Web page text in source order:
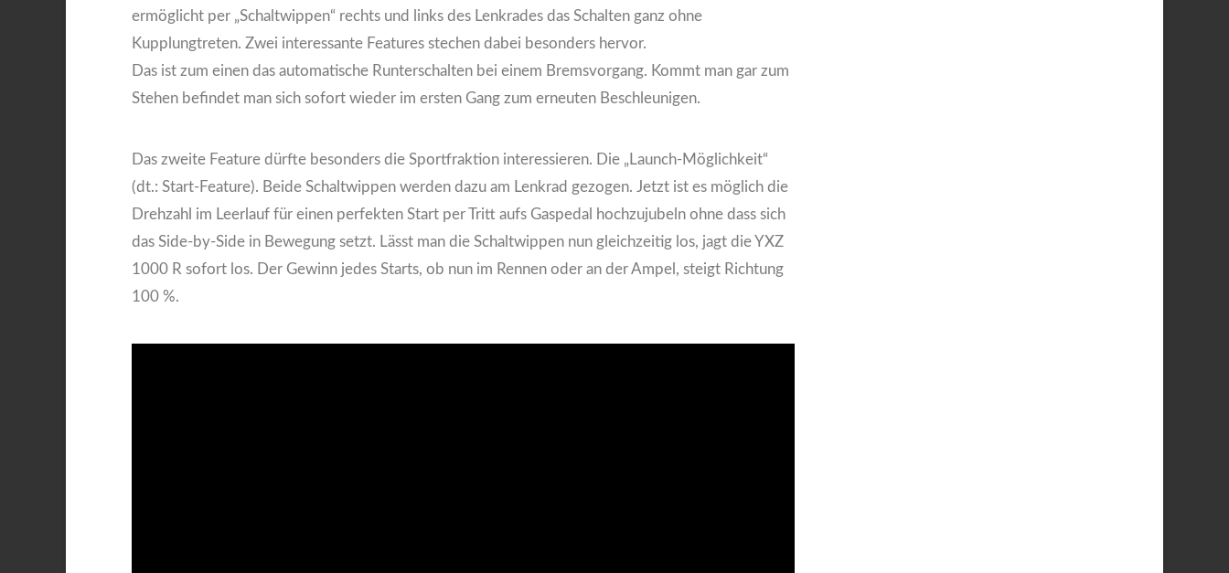
ermöglicht per „Schaltwippen“ rechts und links des Lenkrades das Schalten ganz ohne
Kupplungtreten. Zwei interessante Features stechen dabei besonders hervor.
Das ist zum einen das automatische Runterschalten bei einem Bremsvorgang. Kommt man gar zum
Stehen befindet man sich sofort wieder im ersten Gang zum erneuten Beschleunigen.
Das zweite Feature dürfte besonders die Sportfraktion interessieren. Die „Launch-Möglichkeit“
(dt.: Start-Feature). Beide Schaltwippen werden dazu am Lenkrad gezogen. Jetzt ist es möglich die
Drehzahl im Leerlauf für einen perfekten Start per Tritt aufs Gaspedal hochzujubeln ohne dass sich
das Side-by-Side in Bewegung setzt. Lässt man die Schaltwippen nun gleichzeitig los, jagt die YXZ
1000 R sofort los. Der Gewinn jedes Starts, ob nun im Rennen oder an der Ampel, steigt Richtung
100 %.